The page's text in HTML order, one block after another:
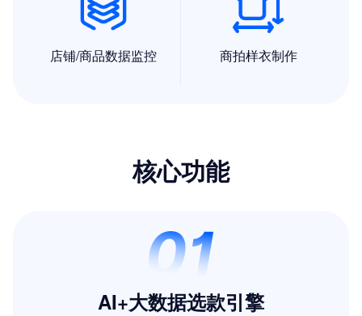
店铺/商品数据监控 商拍样衣制作
核心功能
AI+大数据选款引擎